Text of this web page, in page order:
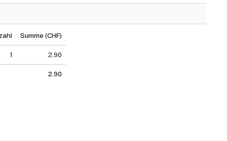
Summe (CHF)
1 2.90
2.90